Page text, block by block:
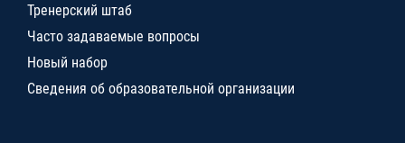
Тренерский штаб
Часто задаваемые вопросы
Новый набор
Сведения об образовательной организации